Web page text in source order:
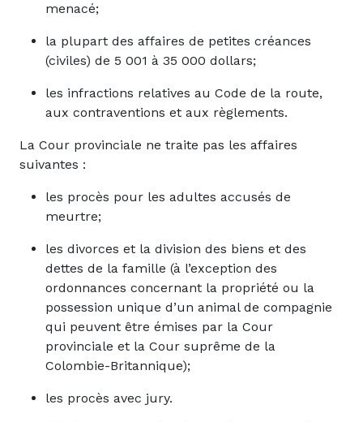
menacé;
la plupart des affaires de petites créances
(civiles) de 5 001 à 35 000 dollars;
les infractions relatives au Code de la route,
aux contraventions et aux règlements.
La Cour provinciale ne traite pas les affaires
suivantes :
les procès pour les adultes accusés de
meurtre;
les divorces et la division des biens et des
dettes de la famille (à l’exception des
ordonnances concernant la propriété ou la
possession unique d’un animal de compagnie
qui peuvent être émises par la Cour
provinciale et la Cour suprême de la
Colombie-Britannique);
les procès avec jury.